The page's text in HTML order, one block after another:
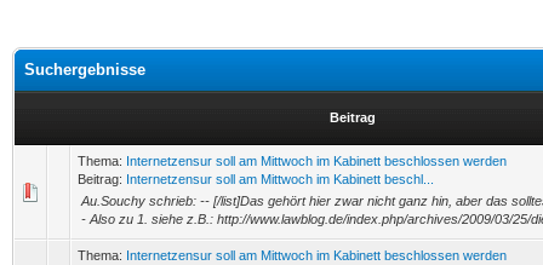
Suchergebnisse
Beitrag
Thema: Internetzensur soll am Mittwoch im Kabinett beschlossen werden
Beitrag: Internetzensur soll am Mittwoch im Kabinett beschl...
Au.Souchy schrieb: -- [/list]Das gehört hier zwar nicht ganz hin, aber das
- Also zu 1. siehe z.B.: http://www.lawblog.de/index.php/archives/2009/03/25/
Thema: Internetzensur soll am Mittwoch im Kabinett beschlossen werden